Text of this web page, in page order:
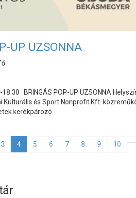
UP UZSONNA
18:30 BRINGÁS POP-UP UZSONNA
Kulturális és Sport Nonprofit Kft.
kerékpározó
3 4 5 6 7 8 9 10